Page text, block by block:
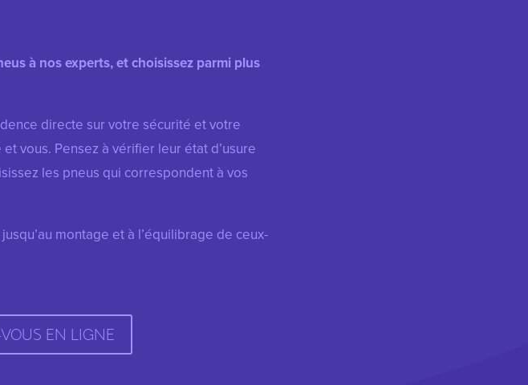
à nos experts, et choisissez parmi plus
directe sur votre sécurité et votre
vous. Pensez à vérifier leur état d’usure
les pneus qui correspondent à vos
montage et à l’équilibrage de ceux-
EN LIGNE